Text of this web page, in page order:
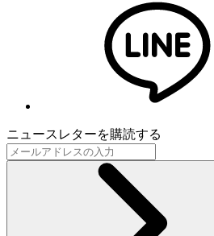
ニュースレターを購読する